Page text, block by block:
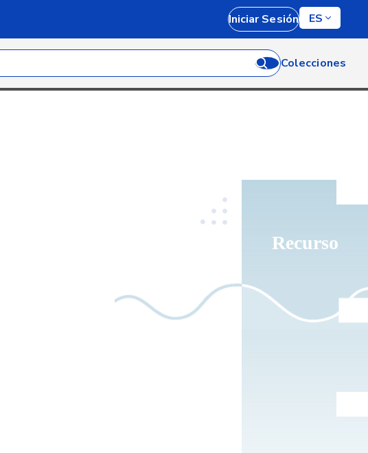
Iniciar Sesión ES
Colecciones
Recurso